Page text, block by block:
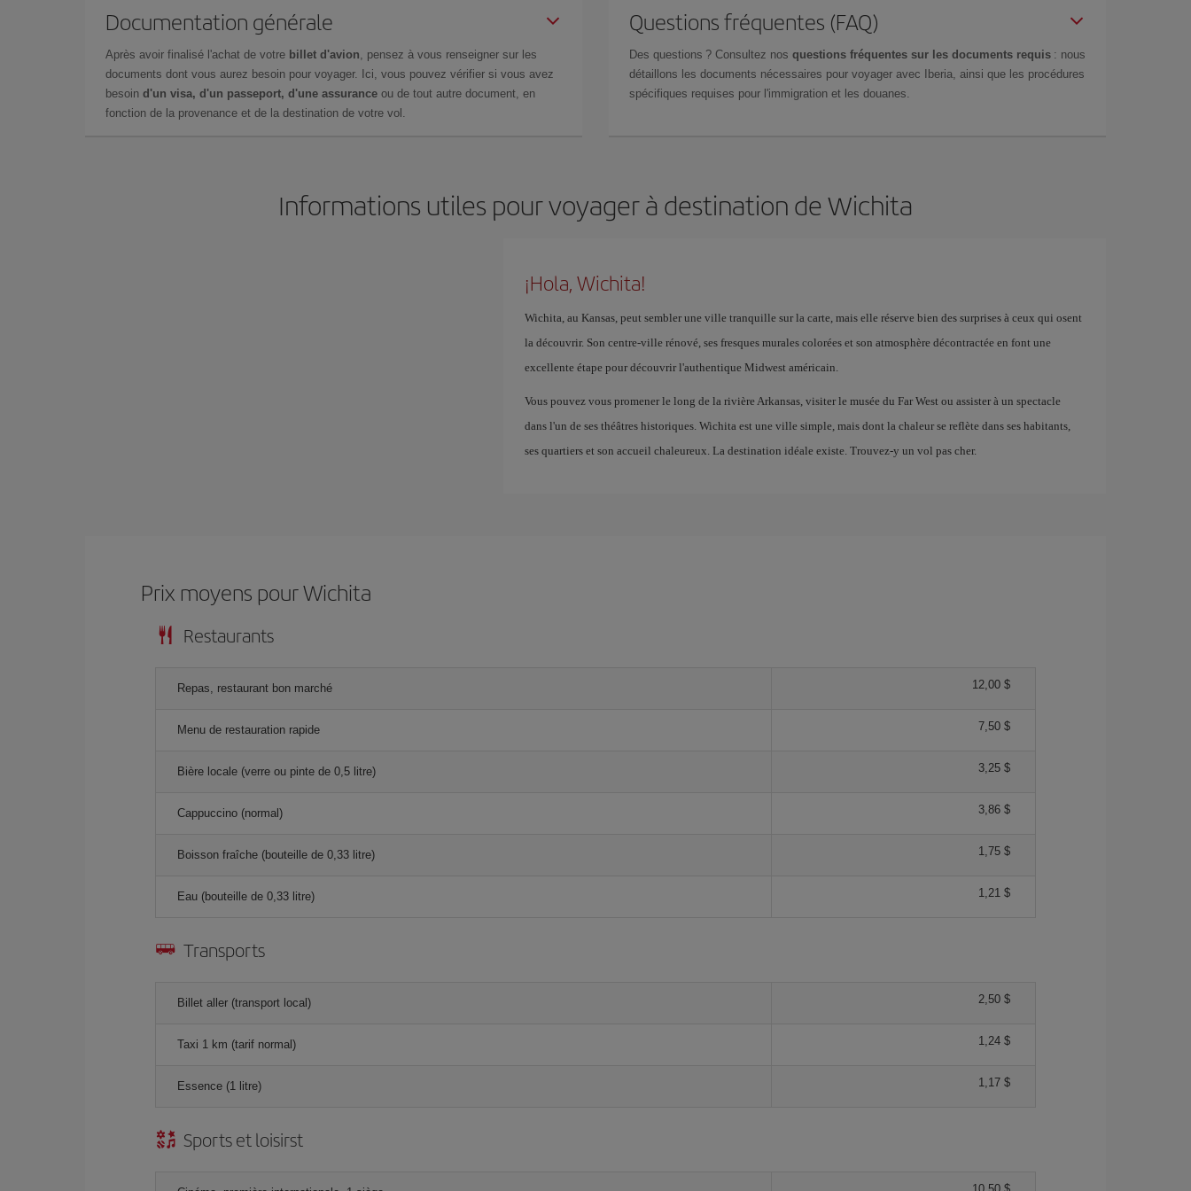
Documentation générale
Après avoir finalisé l'achat de votre billet d'avion, pensez à vous renseigner sur les
documents dont vous aurez besoin pour voyager. Ici, vous pouvez vérifier si vous avez
besoin d'un visa, d'un passeport, d'une assurance ou de tout autre document, en
fonction de la provenance et de la destination de votre vol.
Questions fréquentes (FAQ)
Des questions ? Consultez nos questions fréquentes sur les documents requis : nous
détaillons les documents nécessaires pour voyager avec Iberia, ainsi que les procédures
spécifiques requises pour l'immigration et les douanes.
Informations utiles pour voyager à destination de Wichita
¡Hola, Wichita!
Wichita, au Kansas, peut sembler une ville tranquille sur la carte, mais elle réserve bien des surprises à ceux qui osent
la découvrir. Son centre-ville rénové, ses fresques murales colorées et son atmosphère décontractée en font une
excellente étape pour découvrir l'authentique Midwest américain.
Vous pouvez vous promener le long de la rivière Arkansas, visiter le musée du Far West ou assister à un spectacle
dans l'un de ses théâtres historiques. Wichita est une ville simple, mais dont la chaleur se reflète dans ses habitants,
ses quartiers et son accueil chaleureux. La destination idéale existe. Trouvez-y un vol pas cher.
Prix ​​moyens pour Wichita
Restaurants
Repas, restaurant bon marché 12,00 $
Menu de restauration rapide 7,50 $
Bière locale (verre ou pinte de 0,5 litre) 3,25 $
Cappuccino (normal) 3,86 $
Boisson fraîche (bouteille de 0,33 litre) 1,75 $
Eau (bouteille de 0,33 litre) 1,21 $
Transports
Billet aller (transport local) 2,50 $
Taxi 1 km (tarif normal) 1,24 $
Essence (1 litre) 1,17 $
Sports et loisirst